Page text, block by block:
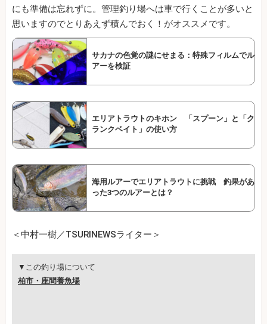
にも準備は忘れずに。管理釣り場へは車で行くことが多いと
思いますのでとりあえず積んでおく！がオススメです。
サカナの色覚の謎にせまる：特殊フィルムでル
アーを検証
エリアトラウトのキホン 「スプーン」と「ク
ランクベイト」の使い方
海用ルアーでエリアトラウトに挑戦 釣果があ
った3つのルアーとは？
＜中村一樹／TSURINEWSライター＞
▼この釣り場について
柏市・座間養魚場